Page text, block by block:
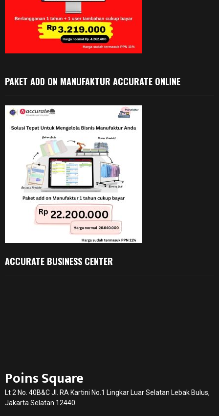
PAKET ADD ON MANUFAKTUR ACCURATE ONLINE
ACCURATE BUSINESS CENTER
Poins Square
Lt 2 No. 40B&C Jl. RA Kartini No.1 Lingkar Luar Selatan Lebak Bulus,
Jakarta Selatan 12440